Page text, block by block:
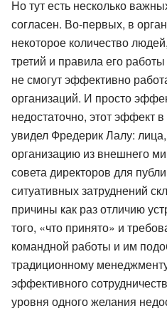
Но тут есть несколько
согласен. Во-первых, в
некоторое количество
третий и правила его
не смогут эффективно
организаций. И просто
недостаточно, этот эффект
увидел Фредерик Лалу:
организацию из внешнего
совета директоров для
ситуативных затруднений
причины как раз отличию
того, «что принято» и
командной работы и им
традиционному
эффективного
уровня одного желания